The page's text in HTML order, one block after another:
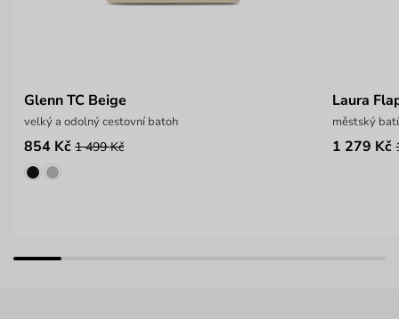
Glenn TC Beige
velký a odolný cestovní batoh
854 Kč 1 499 Kč
Laura
městský
1 279 Kč